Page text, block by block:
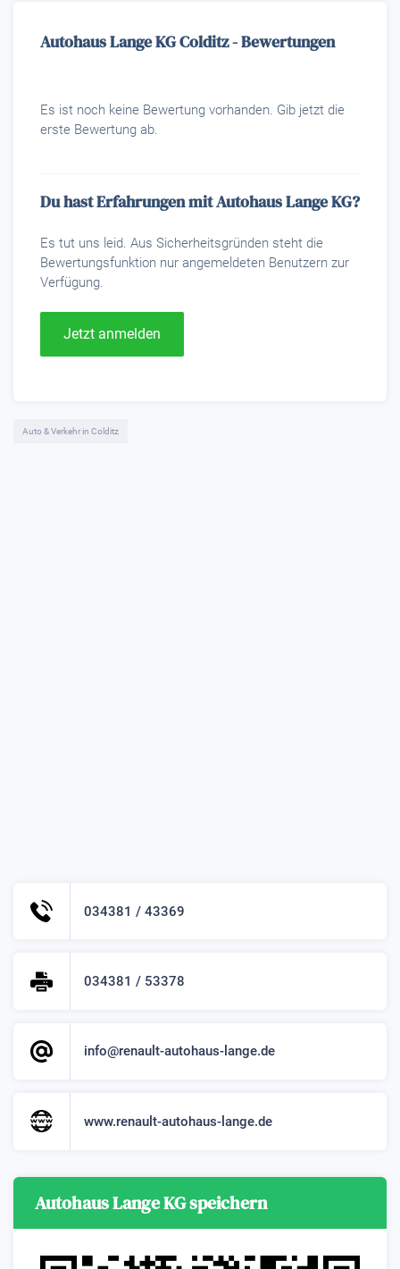
Autohaus Lange KG Colditz - Bewertungen
Es ist noch keine Bewertung vorhanden. Gib jetzt die
erste Bewertung ab.
Du hast Erfahrungen mit Autohaus Lange KG?
Es tut uns leid. Aus Sicherheitsgründen steht die
Bewertungsfunktion nur angemeldeten Benutzern zur
Verfügung.
Jetzt anmelden
Auto & Verkehr in Colditz
034381 / 43369
034381 / 53378
info@renault-autohaus-lange.de
www.renault-autohaus-lange.de
Autohaus Lange KG speichern